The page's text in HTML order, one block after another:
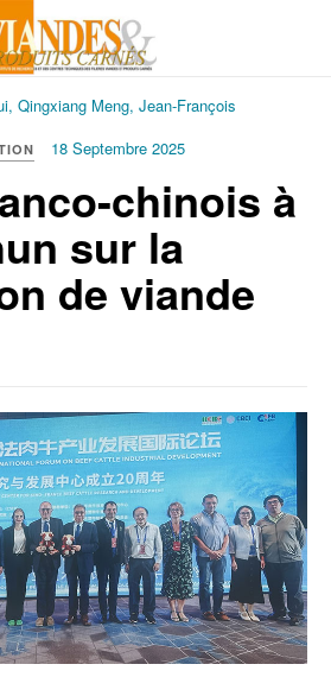
Qingxiang Meng, Jean-François
18 Septembre 2025
chinois à
sur la
de viande